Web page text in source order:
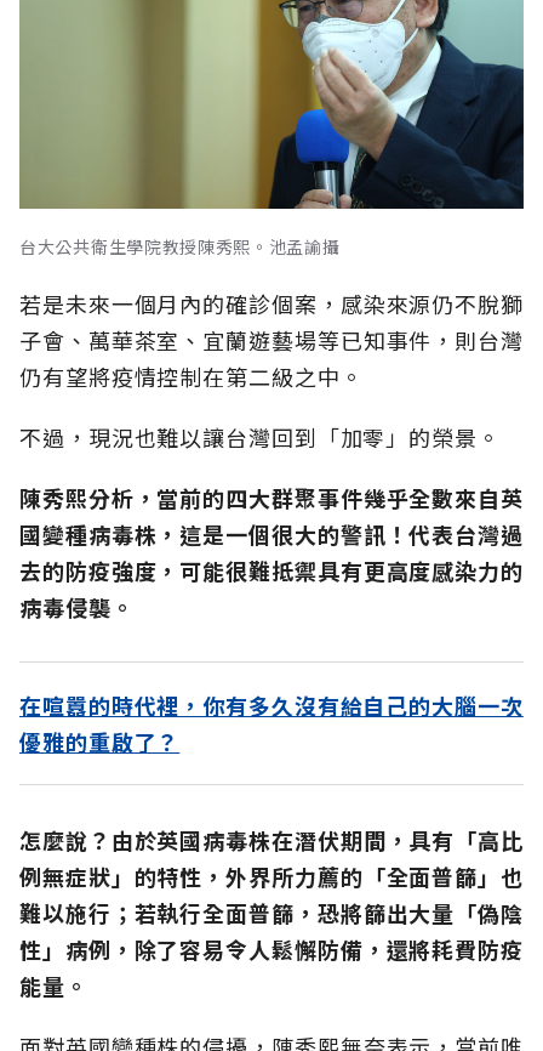
台大公共衛生學院教授陳秀熙。池孟諭攝
若是未來一個月內的確診個案，感染來源仍不脫獅
子會、萬華茶室、宜蘭遊藝場等已知事件，則台灣
仍有望將疫情控制在第二級之中。
不過，現況也難以讓台灣回到「加零」的榮景。
陳秀熙分析，當前的四大群聚事件幾乎全數來自英
國變種病毒株，這是一個很大的警訊！代表台灣過
去的防疫強度，可能很難抵禦具有更高度感染力的
病毒侵襲。
在喧囂的時代裡，你有多久沒有給自己的大腦一次
優雅的重啟了？
怎麼說？由於英國病毒株在潛伏期間，具有「高比
例無症狀」的特性，外界所力薦的「全面普篩」也
難以施行；若執行全面普篩，恐將篩出大量「偽陰
性」病例，除了容易令人鬆懈防備，還將耗費防疫
能量。